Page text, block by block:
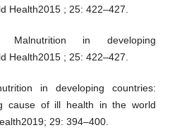
Health2015 ; 25: 422–427.
in developing
Health2015 ; 25: 422–427.
in developing countries:
cause of ill health in the world
29: 394–400.